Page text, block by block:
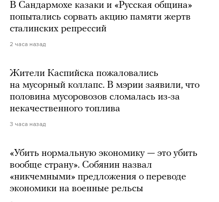
В Сандармохе казаки и «Русская община»
попытались сорвать акцию памяти жертв
сталинских репрессий
2 часа назад
Жители Каспийска пожаловались
на мусорный коллапс. В мэрии заявили, что
половина мусоровозов сломалась из-за
некачественного топлива
3 часа назад
«Убить нормальную экономику — это убить
вообще страну». Собянин назвал
«никчемными» предложения о переводе
экономики на военные рельсы